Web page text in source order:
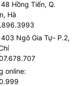
Hồng Tiến, Q.
Hà
Ngô Gia Tự- P.2,
online: